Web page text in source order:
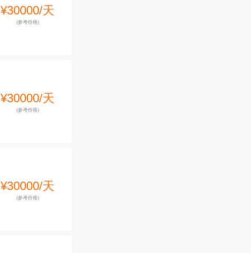
¥30000/天
(参考价格)
¥30000/天
(参考价格)
¥30000/天
(参考价格)